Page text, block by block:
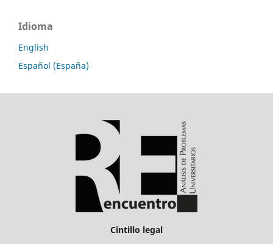
Idioma
English
Español (España)
Cintillo legal